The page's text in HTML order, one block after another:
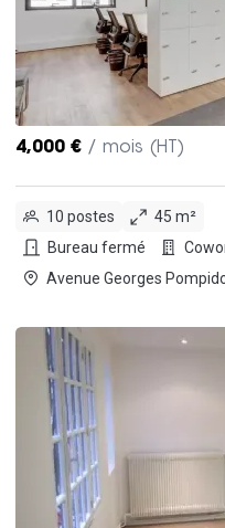
4,000 € / mois (HT)
10 postes
45 m²
Bureau fermé